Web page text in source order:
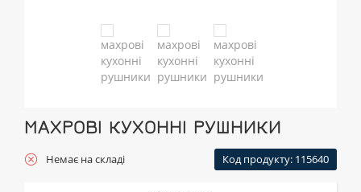
МАХРОВІ КУХОННІ РУШНИКИ
Немає на складі Код продукту: 115640